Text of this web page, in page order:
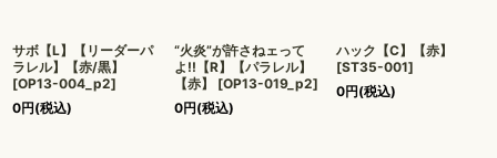
サボ【L】【リーダーパ
ラレル】【赤/黒】
[OP13-004_p2]
0円(税込)
“火炎”が許さねェって
よ!!【R】【パラレル】
【赤】
[OP13-019_p2]
0円(税込)
ハック【C】【赤】
[ST35-001]
0円(税込)